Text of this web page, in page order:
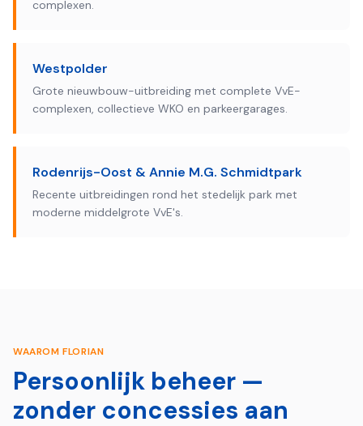
complexen.
Westpolder
Grote nieuwbouw-uitbreiding met complete VvE-
complexen, collectieve WKO en parkeergarages.
Rodenrijs-Oost & Annie M.G. Schmidtpark
Recente uitbreidingen rond het stedelijk park met
moderne middelgrote VvE's.
WAAROM FLORIAN
Persoonlijk beheer —
zonder concessies aan